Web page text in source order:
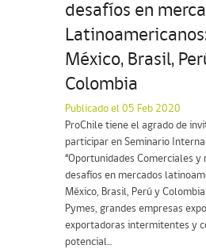
desafíos en
Latinoamericanos:
México, Brasil,
Colombia
Publicado el 05 Feb 2020
ProChile tiene el agrado de
participar en Seminario
“Oportunidades Comerciales y
desafíos en mercados
México, Brasil, Perú y
Pymes, grandes empresas
exportadoras intermitentes y
potencial...